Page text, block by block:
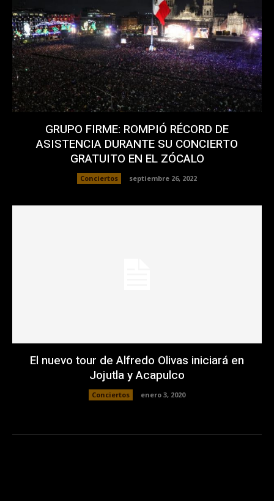
GRUPO FIRME: ROMPIÓ RÉCORD DE
ASISTENCIA DURANTE SU CONCIERTO
GRATUITO EN EL ZÓCALO
Conciertos septiembre 26, 2022
El nuevo tour de Alfredo Olivas iniciará en
Jojutla y Acapulco
Conciertos enero 3, 2020